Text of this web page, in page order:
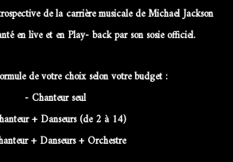
de la carrière musicale de Michael Jackson
en live et en Play- back par son sosie officiel.
de votre choix selon votre budget :
- Chanteur seul
+ Danseurs (de 2 à 14)
+ Danseurs + Orchestre